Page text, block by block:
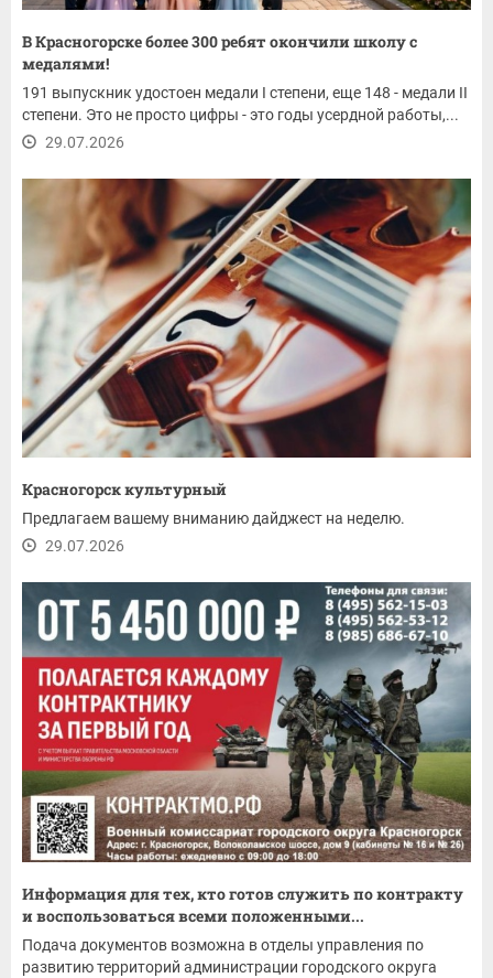
В Красногорске более 300 ребят окончили школу с
медалями!
191 выпускник удостоен медали I степени, еще 148 - медали II
степени. Это не просто цифры - это годы усердной работы,...
29.07.2026
Красногорск культурный
Предлагаем вашему вниманию дайджест на неделю.
29.07.2026
Информация для тех, кто готов служить по контракту
и воспользоваться всеми положенными...
Подача документов возможна в отделы управления по
развитию территорий администрации городского округа